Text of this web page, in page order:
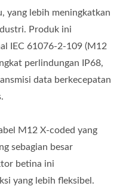
yang lebih meningkatkan
Produk ini
IEC 61076-2-109 (M12
perlindungan IP68,
data berkecepatan
M12 X-coded yang
sebagian besar
betina ini
yang lebih fleksibel.